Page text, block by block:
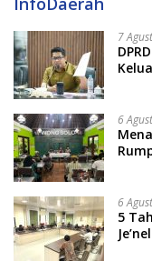
7
6
Soal
6
5